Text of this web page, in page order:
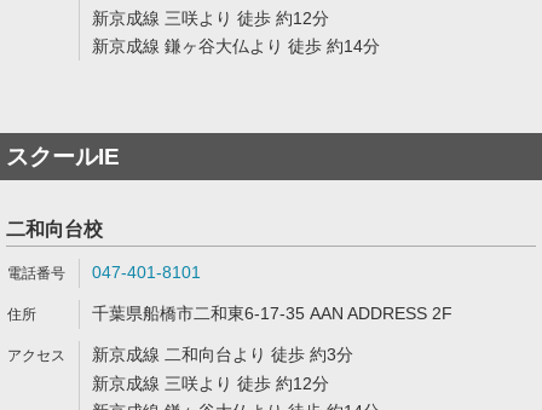
新京成線 三咲より 徒歩 約12分
新京成線 鎌ヶ谷大仏より 徒歩 約14分
スクールIE
二和向台校
047-401-8101
千葉県船橋市二和東6-17-35 AAN ADDRESS 2F
新京成線 二和向台より 徒歩 約3分
新京成線 三咲より 徒歩 約12分